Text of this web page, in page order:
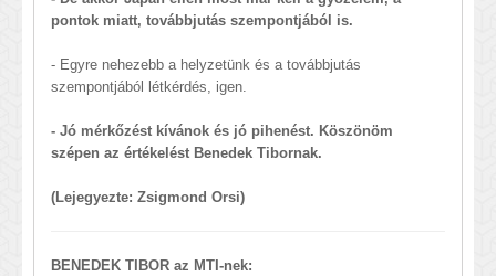
pontok miatt, továbbjutás szempontjából is.
- Egyre nehezebb a helyzetünk és a továbbjutás
szempontjából létkérdés, igen.
- Jó mérkőzést kívánok és jó pihenést. Köszönöm
szépen az értékelést Benedek Tibornak.
(Lejegyezte: Zsigmond Orsi)
BENEDEK TIBOR az MTI-nek: